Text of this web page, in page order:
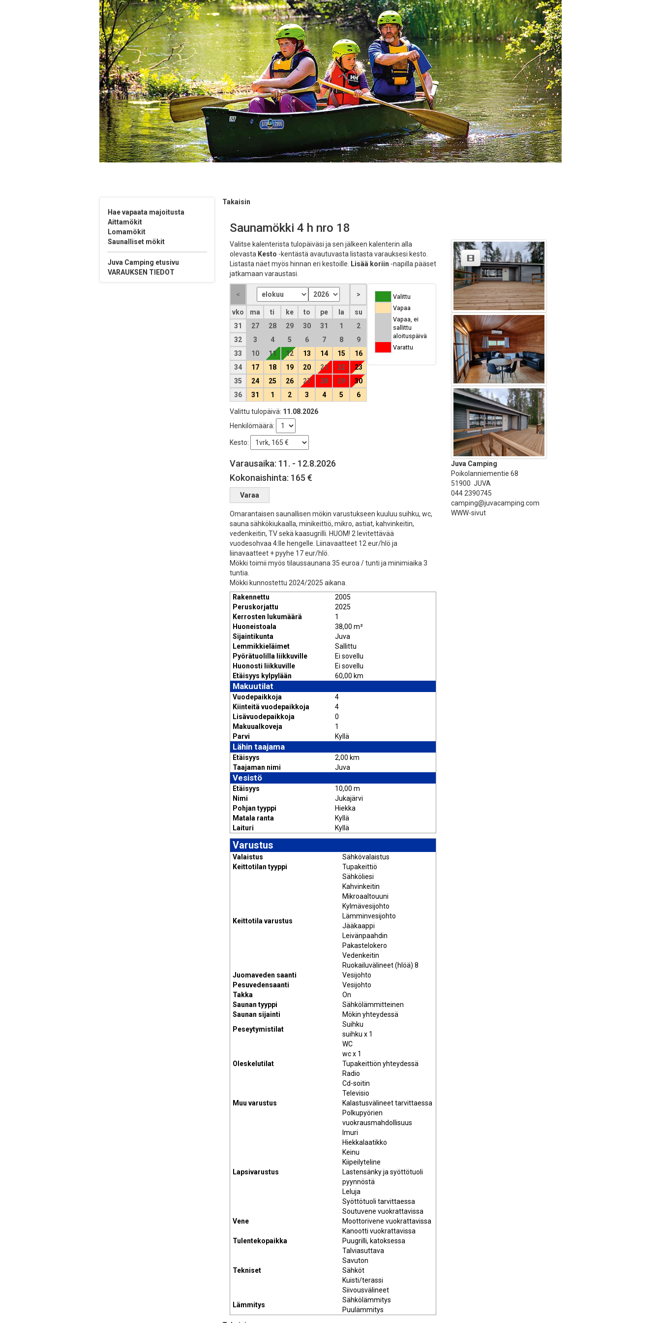
Hae vapaata majoitusta
Aittamökit
Lomamökit
Saunalliset mökit
Juva Camping etusivu
VARAUKSEN TIEDOT
Takaisin
Saunamökki 4 h nro 18
Juva Camping
Poikolanniementie 68
51900 JUVA
044 2390745
camping@juvacamping.com
WWW-sivut
Valitse kalenterista tulopäiväsi ja sen jälkeen kalenterin alla
olevasta Kesto -kentästä avautuvasta listasta varauksesi kesto.
Listasta näet myös hinnan eri kestoille.
Lisää koriin -napilla pääset
jatkamaan varaustasi.
Valittu
Vapaa
Vapaa, ei
sallittu
aloituspäivä
Varattu
vko ma ti ke to pe la
su
31
27 28 29 30 31 1
2
32
3 4 5 6 7 8
9
33
10 11 12 13 14 15
16
34
17 18 19 20 21 22
23
35
24 25 26 27 28 29
30
36
31 1 2 3 4 5 6
Valittu tulopäivä: 11.08.2026
Henkilömäärä:
Kesto:
Varausaika: 11. - 12.8.2026
Kokonaishinta: 165 €
Omarantaisen saunallisen mökin varustukseen kuuluu suihku, wc,
sauna sähkökiukaalla, minikeittiö, mikro, astiat, kahvinkeitin,
vedenkeitin, TV sekä kaasugrilli. HUOM! 2 levitettävää
vuodesohvaa 4:lle hengelle. Liinavaatteet 12 eur/hlö ja
liinavaatteet + pyyhe 17 eur/hlö.
Mökki toimii myös tilaussaunana 35 euroa / tunti ja minimiaika 3
tuntia.
Mökki kunnostettu 2024/2025 aikana.
Rakennettu
2005
Peruskorjattu
2025
Kerrosten lukumäärä
1
Huoneistoala
38,00 m²
Sijaintikunta
Juva
Lemmikkieläimet
Sallittu
Pyörätuolilla liikkuville
Ei sovellu
Huonosti liikkuville
Ei sovellu
Etäisyys kylpylään
60,00 km
Makuutilat
Vuodepaikkoja
4
Kiinteitä vuodepaikkoja
4
Lisävuodepaikkoja
0
Makuualkoveja
1
Parvi
Kyllä
Lähin taajama
Etäisyys
2,00 km
Taajaman nimi
Juva
Vesistö
Etäisyys
10,00 m
Nimi
Jukajärvi
Pohjan tyyppi
Hiekka
Matala ranta
Kyllä
Laituri
Kyllä
Varustus
Valaistus
Sähkövalaistus
Keittotilan tyyppi
Tupakeittiö
Keittotila varustus
Sähköliesi
Kahvinkeitin
Mikroaaltouuni
Kylmävesijohto
Lämminvesijohto
Jääkaappi
Leivänpaahdin
Pakastelokero
Vedenkeitin
Ruokailuvälineet (hlöä) 8
Juomaveden saanti
Vesijohto
Pesuvedensaanti
Vesijohto
Takka
On
Saunan tyyppi
Sähkölämmitteinen
Saunan sijainti
Mökin yhteydessä
Peseytymistilat
Suihku
suihku x 1
WC
wc x 1
Oleskelutilat
Tupakeittiön yhteydessä
Muu varustus
Radio
Cd-soitin
Televisio
Kalastusvälineet tarvittaessa
Polkupyörien
vuokrausmahdollisuus
Imuri
Lapsivarustus
Hiekkalaatikko
Keinu
Kiipeilyteline
Lastensänky ja syöttötuoli
pyynnöstä
Leluja
Syöttötuoli tarvittaessa
Vene
Soutuvene vuokrattavissa
Moottorivene vuokrattavissa
Kanootti vuokrattavissa
Tulentekopaikka
Puugrilli, katoksessa
Tekniset
Talviasuttava
Savuton
Sähköt
Kuisti/terassi
Siivousvälineet
Lämmitys
Sähkölämmitys
Puulämmitys